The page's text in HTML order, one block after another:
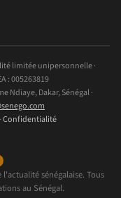
limitée unipersonnelle ·
: 005263819
Ndiaye, Dakar, Sénégal ·
·Confidentialité
sénégalaise. Tous
au Sénégal.